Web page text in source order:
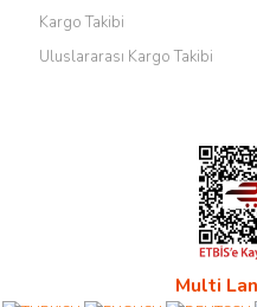
Kargo Takibi
Uluslararası Kargo Takibi
Multi